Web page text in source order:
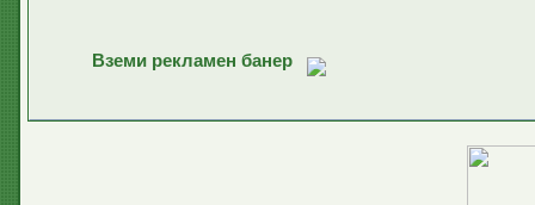
Вземи рекламен банер